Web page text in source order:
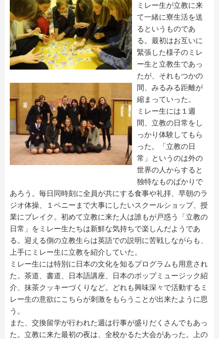
ミレー生が立教に来
て一緒に寮生活を送
るというものであ
る。最初はお互いに
緊張した様子のミレ
ー生と立教生であっ
たが、それもつかの
間、みるみる距離が
縮まっていった。
ミレー生には１週
間、立教の日常をし
っかり体験してもら
った。「立教の日
常」というのは外の
世界の人からすると
独特なものばかりで
あろう。毎日同時刻に全員が共にする食事や礼拝、早朝のラ
ジオ体操、１ペニーまで大事にしたいスクールショップ、授
業にブレイク。初めて立教に来た人は誰もが戸惑う「立教の
日常」をミレー生たちは新鮮な気持ちで楽しんだようであ
る。迎える側の立教生らは英語での説明に苦戦しながらも、
上手にミレー生に立教を紹介していた。
ミレー生には特別に日本の文化を知るプログラムも用意され
た。茶道、書道、日本語講座、日本のポップミュージック紹
介、抹茶クッキーづくりなど。どれも興味深々で活動するミ
レー生の意欲にこちらが刺激をもらうことが出来たように思
う。
また、交換留学が行われた週は行事が盛りだくさんでもあっ
た。立教に来た最初の夜は、全校かるた大会があった。上の